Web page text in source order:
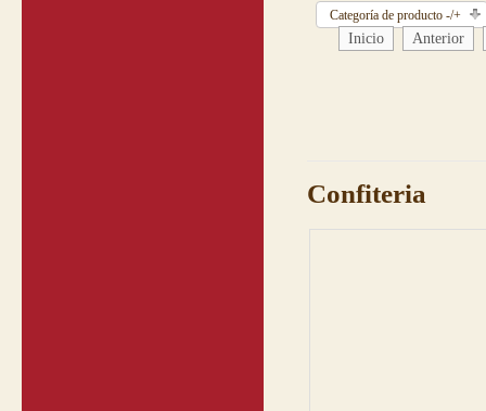
Categoría de producto -/+
Inicio Anterior
Confiteria